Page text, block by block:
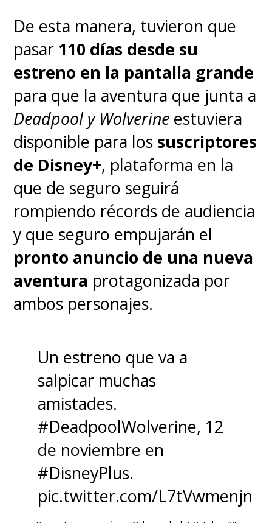
responsabilidad de decepcionar
a la gente.No es algo por lo
que me hayan preguntado ni
nada por el estilo. Pero ya
sabes, nunca digas nunca",
expresó.
#AndrewGarfieldon
#SpiderManrumors:
"Never say never."
pic.twitter.com/uCTale4lma
— Access (@accessonline)May 5, 2021
Si está mintiendo, no lo está
haciendo muy bien, pero sólo un
tráiler o alguna información
desde Marvel Studios/Sony
podrá descartar o confirmar si
tendremos finalmente la
participación de Garfield y
De esta manera, tuvieron que
pasar 110 días desde su
estreno en la pantalla grande
para que la aventura que junta a
Deadpool y Wolverine estuviera
disponible para los suscriptores
de Disney+, plataforma en la
que de seguro seguirá
rompiendo récords de audiencia
y que seguro empujarán el
pronto anuncio de una nueva
aventura protagonizada por
ambos personajes.
Un estreno que va a
salpicar muchas
amistades.
#DeadpoolWolverine, 12
de noviembre en
#DisneyPlus.
pic.twitter.com/L7tVwmenjn